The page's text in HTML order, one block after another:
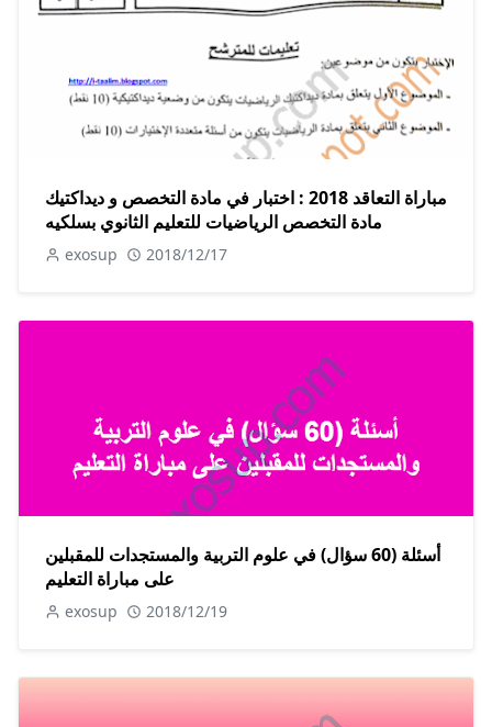
مباراة التعاقد 2018 : اختبار في مادة التخصص و ديداكتيك
مادة التخصص الرياضيات للتعليم الثانوي بسلكيه
exosup 2018/12/17
أسئلة (60 سؤال) في علوم التربية والمستجدات للمقبلين
على مباراة التعليم
exosup 2018/12/19